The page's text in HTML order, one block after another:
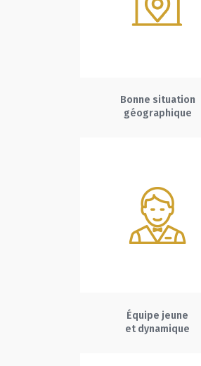
Bonne situation
géographique
Équipe jeune
et dynamique